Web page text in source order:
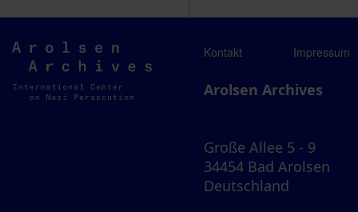
Arolsen
Archives
Kontakt Impressum
Arolsen Archives
Große Allee 5 - 9
34454 Bad Arolsen
Deutschland